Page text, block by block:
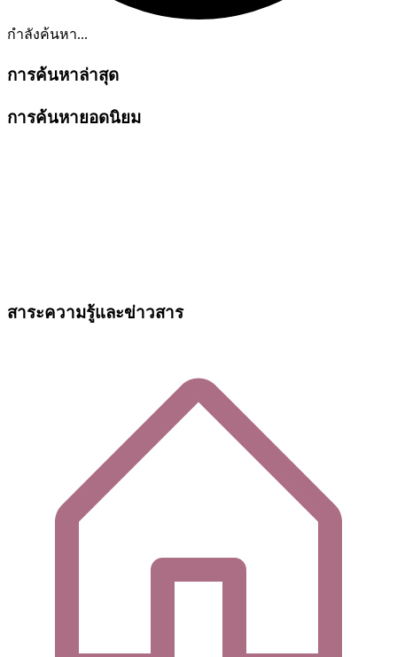
กำลังค้นหา...
การค้นหาล่าสุด
การค้นหายอดนิยม
สาระความรู้และข่าวสาร